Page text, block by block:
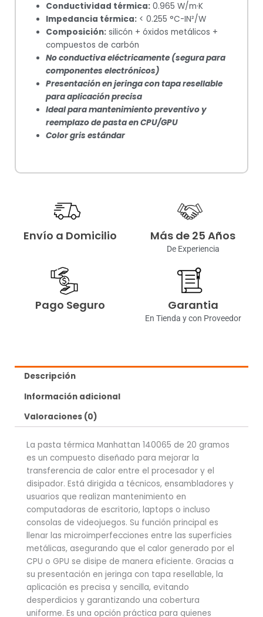
Conductividad térmica: 0.965 W/m·K
Impedancia térmica: < 0.255 °C-IN²/W
Composición: silicón + óxidos metálicos +
compuestos de carbón
No conductiva eléctricamente (segura para
componentes electrónicos)
Presentación en jeringa con tapa resellable
para aplicación precisa
Ideal para mantenimiento preventivo y
reemplazo de pasta en CPU/GPU
Color gris estándar
Envío a Domicilio Más de 25 Años
De Experiencia
Pago Seguro Garantia
En Tienda y con Proveedor
Descripción
Información adicional
Valoraciones (0)
La pasta térmica Manhattan 140065 de 20 gramos
es un compuesto diseñado para mejorar la
transferencia de calor entre el procesador y el
disipador. Está dirigida a técnicos, ensambladores y
usuarios que realizan mantenimiento en
computadoras de escritorio, laptops o incluso
consolas de videojuegos. Su función principal es
llenar las microimperfecciones entre las superficies
metálicas, asegurando que el calor generado por el
CPU o GPU se disipe de manera eficiente. Gracias a
su presentación en jeringa con tapa resellable, la
aplicación es precisa y sencilla, evitando
desperdicios y garantizando una cobertura
uniforme. Es una opción práctica para quienes